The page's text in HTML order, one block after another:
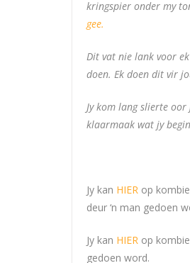
kringspier onder my
gee.
Dit vat nie lank voor
doen. Ek doen dit vir
Jy kom lang slierte
klaarmaak wat jy
Jy kan HIER op
deur ‘n man gedoen
Jy kan HIER op
gedoen word.